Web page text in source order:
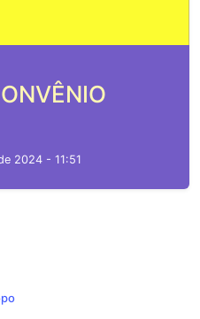
2024 - 11:51